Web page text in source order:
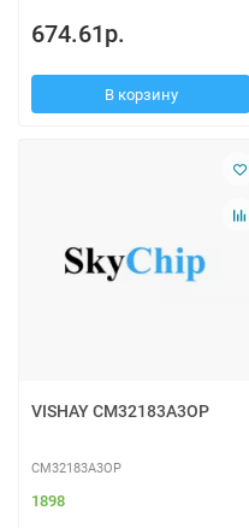
674.61р.
В корзину
VISHAY CM32183A3OP
CM32183A3OP
1898